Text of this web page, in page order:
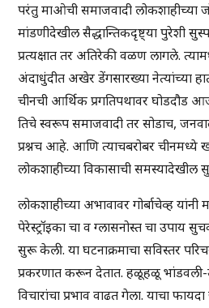
परंतु माओची समाजवादी लोकशाहीच्या
मांडणीदेखील सैद्धान्तिकदृष्ट्या पुरेशी
प्रत्यक्षात तर अतिरेकी वळण लागले.
अंदाधुंदीत अखेर डेंगसारख्या नेत्यांच्या
चीनची आर्थिक प्रगतिपथावर घोडदौड
तिचे स्वरूप समाजवादी तर सोडाच,
प्रश्नच आहे. आणि त्याचबरोबर चीनमध्ये
लोकशाहीच्या विकासाची समस्यादेखील
लोकशाहीच्या अभावावर गोर्बाचेव्ह
पेरेस्ट्रॉइका चा व ग्लासनोस्त चा उपाय
सुरू केली. या घटनाक्रमाचा सविस्तर
प्रकरणात करून देतात. हळूहळू भांडवली-
विचारांचा प्रभाव वाढत गेला. याचा